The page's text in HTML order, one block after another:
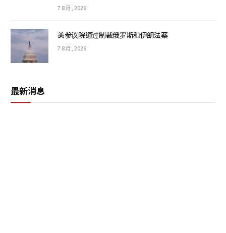
7 8 月, 2026
美参议院通过制裁俄罗斯和伊朗法案
7 8 月, 2026
最新消息